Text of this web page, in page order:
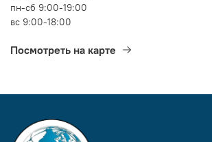
пн-сб 9:00-19:00
вс 9:00-18:00
Посмотреть на карте